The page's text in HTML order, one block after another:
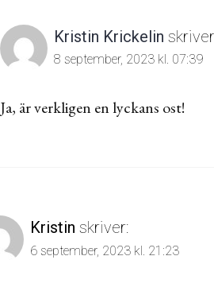
Kristin Krickelin
8 september, 2023 kl. 07:39
Ja, är verkligen en lyckans ost!
Kristin skriver:
6 september, 2023 kl. 21:23